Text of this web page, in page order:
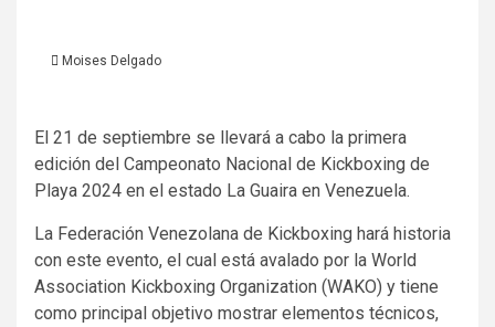
Moises Delgado
El 21 de septiembre se llevará a cabo la primera
edición del Campeonato Nacional de Kickboxing de
Playa 2024 en el estado La Guaira en Venezuela.
La Federación Venezolana de Kickboxing hará historia
con este evento, el cual está avalado por la World
Association Kickboxing Organization (WAKO) y tiene
como principal objetivo mostrar elementos técnicos,